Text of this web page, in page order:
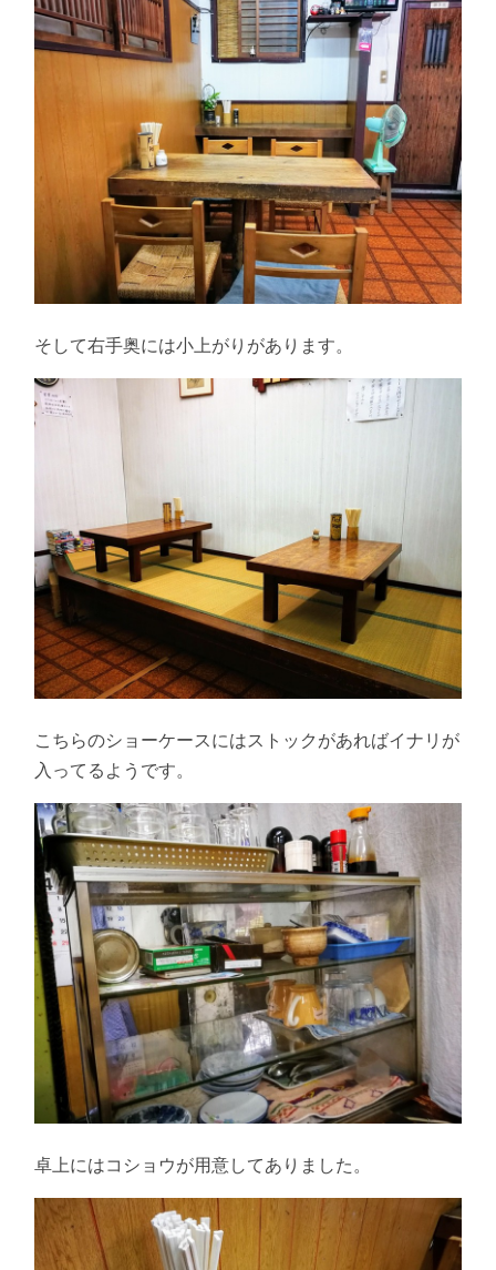
そして右手奥には小上がりがあります。
こちらのショーケースにはストックがあればイナリが
入ってるようです。
卓上にはコショウが用意してありました。